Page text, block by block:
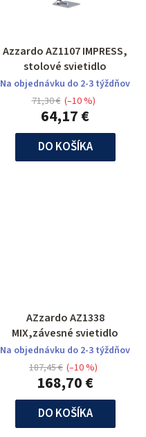
Azzardo AZ1107 IMPRESS,
stolové svietidlo
Na objednávku do 2-3 týždňov
64,17 €
71,30 € (–10 %)
DO KOŠÍKA
AZzardo AZ1338
MIX,závesné svietidlo
Na objednávku do 2-3 týždňov
168,70 €
187,45 € (–10 %)
DO KOŠÍKA